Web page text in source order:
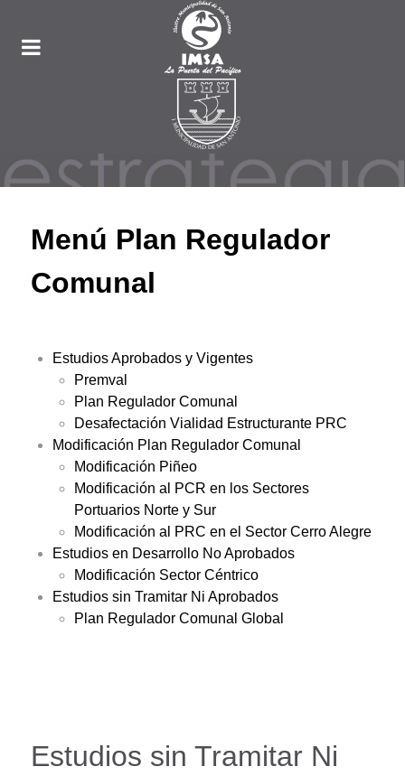
Menú Plan Regulador
Comunal
Estudios Aprobados y Vigentes
Premval
Plan Regulador Comunal
Desafectación Vialidad Estructurante PRC
Modificación Plan Regulador Comunal
Modificación Piñeo
Modificación al PCR en los Sectores
Portuarios Norte y Sur
Modificación al PRC en el Sector Cerro Alegre
Estudios en Desarrollo No Aprobados
Modificación Sector Céntrico
Estudios sin Tramitar Ni Aprobados
Plan Regulador Comunal Global
Estudios sin Tramitar Ni